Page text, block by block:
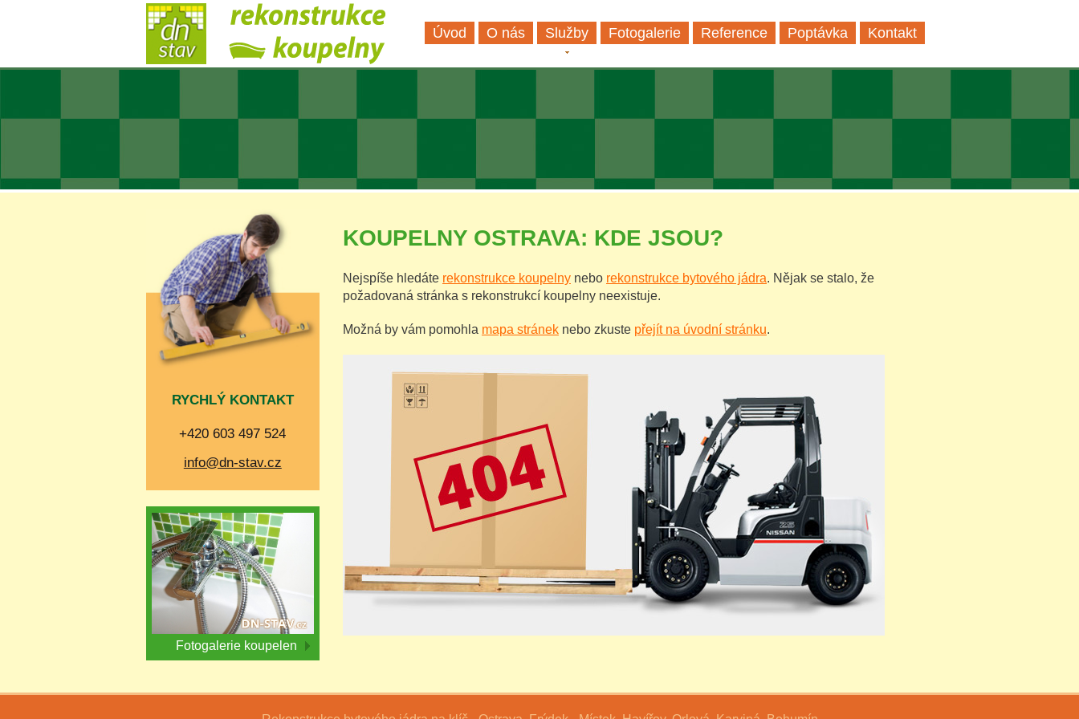
Úvod O nás Služby Fotogalerie Reference Poptávka Kontakt
RYCHLÝ KONTAKT
+420 603 497 524
info@dn-stav.cz
Fotogalerie koupelen
KOUPELNY OSTRAVA: KDE JSOU?
Nejspíše hledáte rekonstrukce koupelnynebo rekonstrukce bytového jádra. Nějak se stalo, že
požadovaná stránka s rekonstrukcí koupelny neexistuje.
Možná by vám pomohla mapa stráneknebo zkuste přejít na úvodní stránku.